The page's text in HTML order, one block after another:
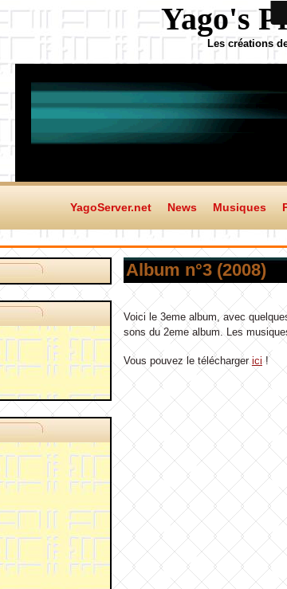
Yago's
Les créations
YagoServer.net News Musiques
Album n°3 (2008)
Voici le 3eme album, avec
sons du 2eme album. Les
Vous pouvez le télécharger ici!